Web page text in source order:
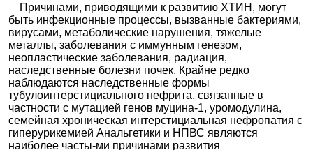
Причинами, приводящими к развитию ХТИН, могут
быть инфекционные процессы, вызванные бактериями,
вирусами, метаболические нарушения, тяжелые
металлы, заболевания с иммунным генезом,
неопластические заболевания, радиация,
наследственные болезни почек. Крайне редко
наблюдаются наследственные формы
тубулоинтерстициального нефрита, связанные в
частности с мутацией генов муцина-1, уромодулина,
семейная хроническая интерстициальная нефропатия с
гиперурикемией Анальгетики и НПВС являются
наиболее часты-ми причинами развития